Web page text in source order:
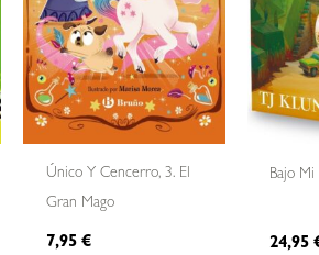
Único Y Cencerro, 3. El
Gran Mago
7,95 €
Bajo Mi
24,95